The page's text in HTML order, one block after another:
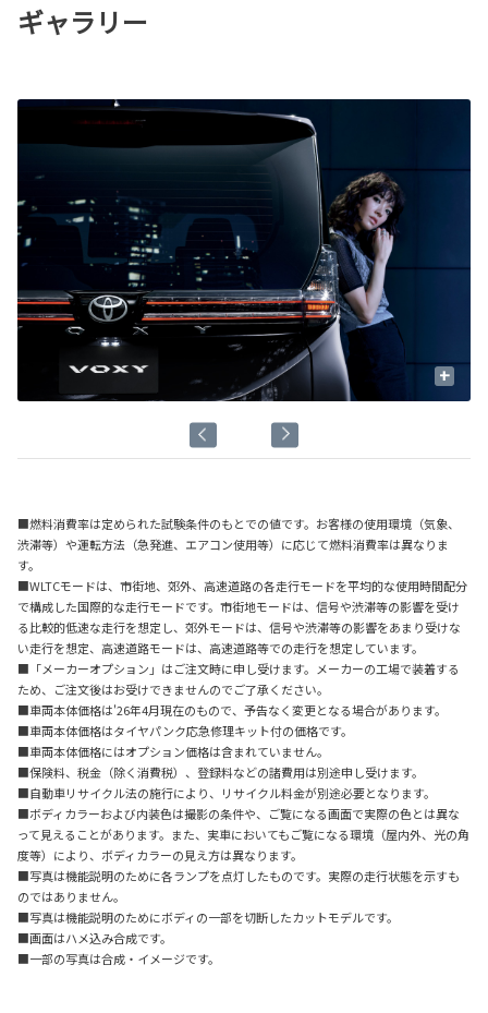
ギャラリー
+
■燃料消費率は定められた試験条件のもとでの値です。お客様の使用環境（気象、
渋滞等）や運転方法（急発進、エアコン使用等）に応じて燃料消費率は異なりま
す。
■WLTCモードは、市街地、郊外、高速道路の各走行モードを平均的な使用時間配分
で構成した国際的な走行モードです。市街地モードは、信号や渋滞等の影響を受け
る比較的低速な走行を想定し、郊外モードは、信号や渋滞等の影響をあまり受けな
い走行を想定、高速道路モードは、高速道路等での走行を想定しています。
■「メーカーオプション」はご注文時に申し受けます。メーカーの工場で装着する
ため、ご注文後はお受けできませんのでご了承ください。
■車両本体価格は'26年4月現在のもので、予告なく変更となる場合があります。
■車両本体価格はタイヤパンク応急修理キット付の価格です。
■車両本体価格にはオプション価格は含まれていません。
■保険料、税金（除く消費税）、登録料などの諸費用は別途申し受けます。
■自動車リサイクル法の施行により、リサイクル料金が別途必要となります。
■ボディカラーおよび内装色は撮影の条件や、ご覧になる画面で実際の色とは異な
って見えることがあります。また、実車においてもご覧になる環境（屋内外、光の角
度等）により、ボディカラーの見え方は異なります。
■写真は機能説明のために各ランプを点灯したものです。実際の走行状態を示すも
のではありません。
■写真は機能説明のためにボディの一部を切断したカットモデルです。
■画面はハメ込み合成です。
■一部の写真は合成・イメージです。